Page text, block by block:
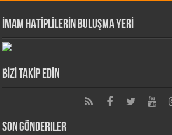
İMAM HATİPLİLERİN BULUŞMA YERİ
BİZİ TAKİP EDİN
Son Gönderiler